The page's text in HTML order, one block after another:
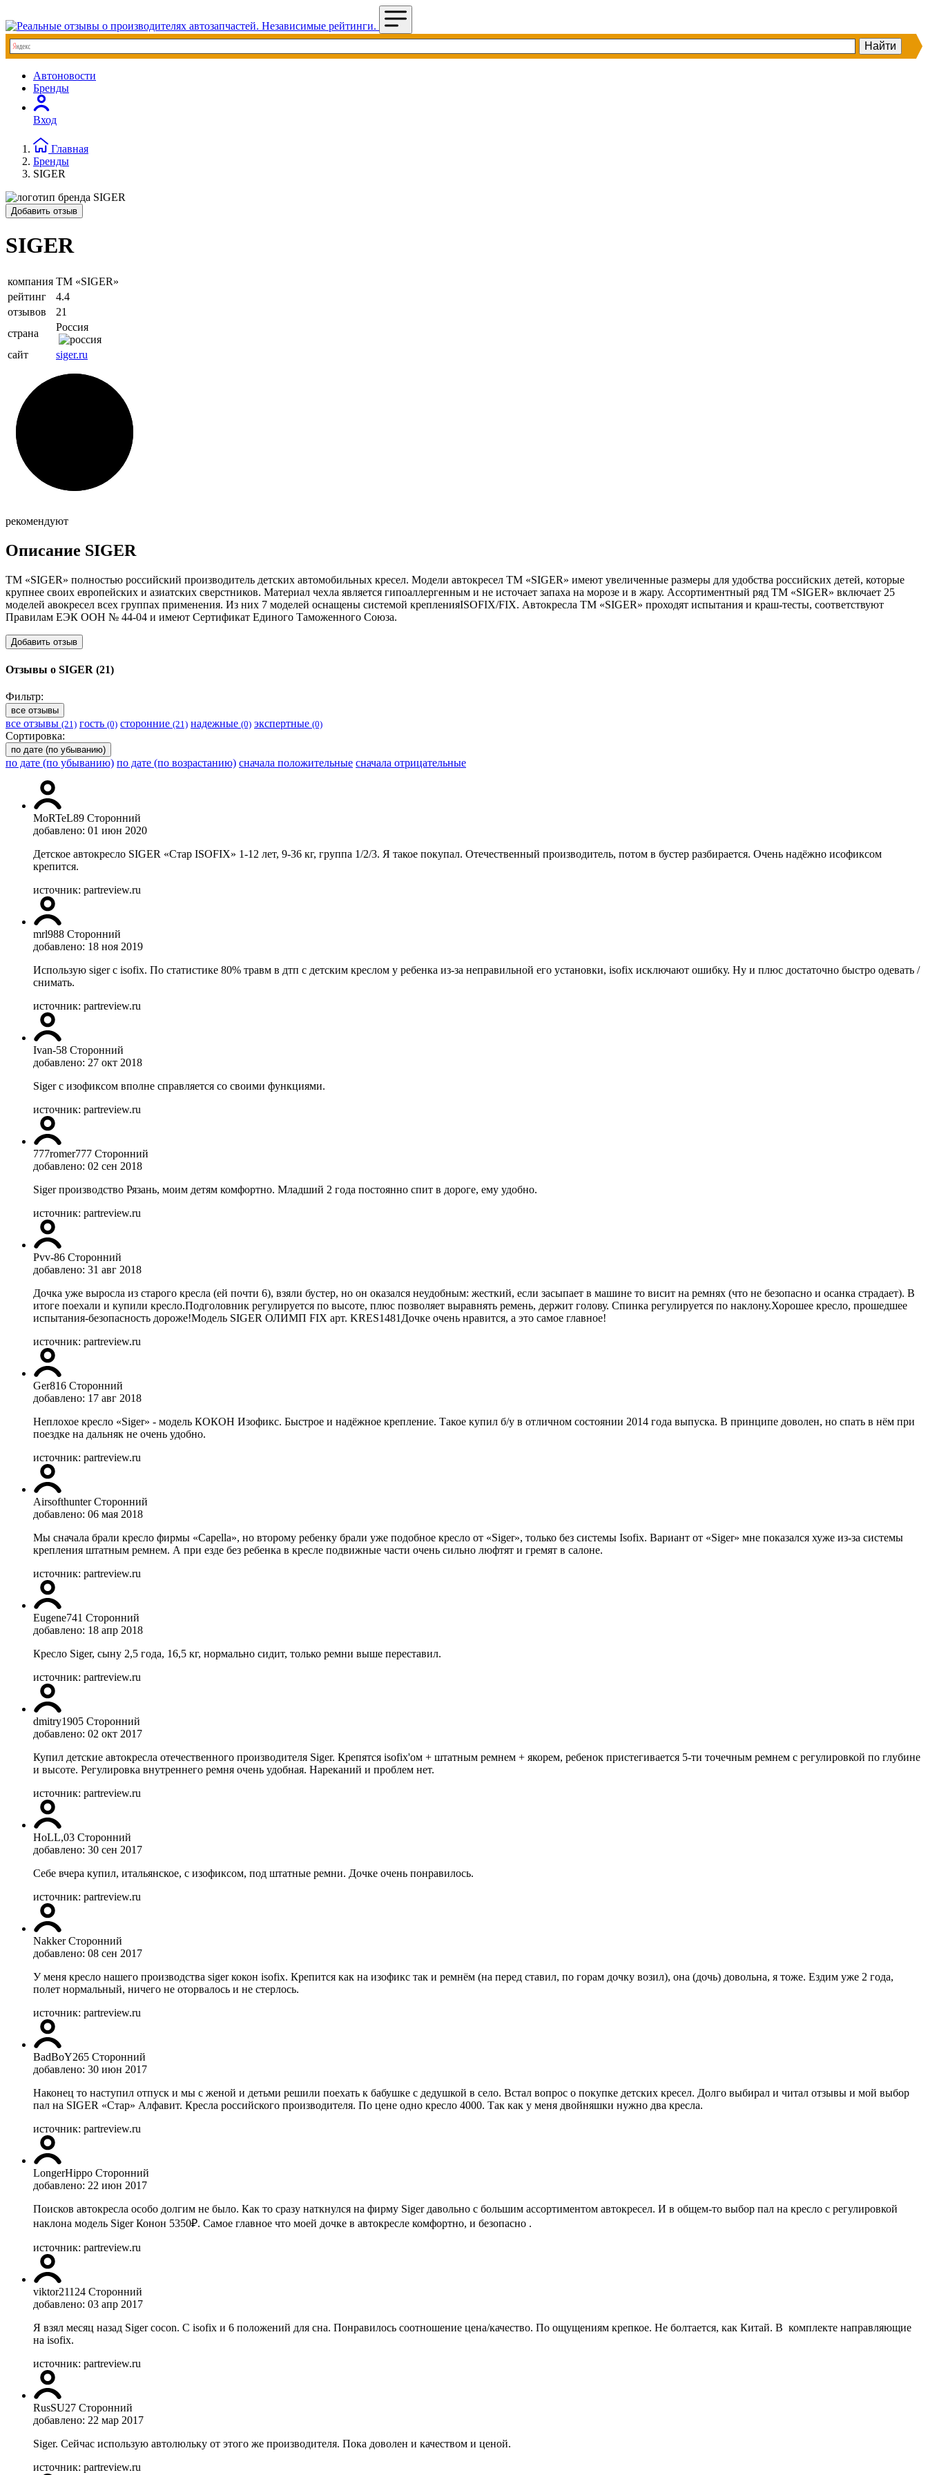
Автоновости
Бренды
Вход
Главная
Бренды
SIGER
Добавить отзыв
SIGER
компания ТМ «SIGER»
рейтинг
4.4
отзывов
21
страна
Россия
сайт siger.ru
рекомендуют
Описание SIGER
ТМ «SIGER» полностью российский производитель детских автомобильных кресел. Модели автокресел ТМ «SIGER» имеют увеличенные размеры для удобства российских детей, которые
крупнее своих европейских и азиатских сверстников. Материал чехла является гипоаллергенным и не источает запаха на морозе и в жару. Ассортиментный ряд ТМ «SIGER» включает 25
моделей авокресел всех группах применения. Из них 7 моделей оснащены системой крепленияISOFIX/FIX. Автокресла ТМ «SIGER» проходят испытания и краш-тесты, соответствуют
Правилам ЕЭК ООН № 44-04 и имеют Сертификат Единого Таможенного Союза.
Добавить отзыв
Отзывы о SIGER (21)
Фильтр:
все отзывы
все отзывы (21) гость (0) сторонние (21) надежные (0) экспертные (0)
Сортировка:
по дате (по убыванию)
по дате (по убыванию) по дате (по возрастанию) сначала положительные сначала отрицательные
MoRTeL89 Сторонний
добавлено: 01 июн 2020
Детское автокресло SIGER «Стар ISOFIX» 1-12 лет, 9-36 кг, группа 1/2/3. Я такое покупал. Отечественный производитель, потом в бустер разбирается. Очень надёжно исофиксом
крепится.
источник: partreview.ru
mrl988 Сторонний
добавлено: 18 ноя 2019
Использую siger с isofix. По статистике 80% травм в дтп с детским креслом у ребенка из-за неправильной его установки, isofix исключают ошибку. Ну и плюс достаточно быстро одевать /
снимать.
источник: partreview.ru
Ivan-58 Сторонний
добавлено: 27 окт 2018
Siger с изофиксом вполне справляется со своими функциями.
источник: partreview.ru
777romer777 Сторонний
добавлено: 02 сен 2018
Siger производство Рязань, моим детям комфортно. Младший 2 года постоянно спит в дороге, ему удобно.
источник: partreview.ru
Pvv-86 Сторонний
добавлено: 31 авг 2018
Дочка уже выросла из старого кресла (ей почти 6), взяли бустер, но он оказался неудобным: жесткий, если засыпает в машине то висит на ремнях (что не безопасно и осанка страдает). В
итоге поехали и купили кресло.Подголовник регулируется по высоте, плюс позволяет выравнять ремень, держит голову. Спинка регулируется по наклону.Хорошее кресло, прошедшее
испытания-безопасность дороже!Модель SIGER ОЛИМП FIX арт. KRES1481Дочке очень нравится, а это самое главное!
источник: partreview.ru
Ger816 Сторонний
добавлено: 17 авг 2018
Неплохое кресло «Siger» - модель КОКОН Изофикс. Быстрое и надёжное крепление. Такое купил б/у в отличном состоянии 2014 года выпуска. В принципе доволен, но спать в нём при
поездке на дальняк не очень удобно.
источник: partreview.ru
Airsofthunter Сторонний
добавлено: 06 мая 2018
Мы сначала брали кресло фирмы «Capella», но второму ребенку брали уже подобное кресло от «Siger», только без системы Isofix. Вариант от «Siger» мне показался хуже из-за системы
крепления штатным ремнем. А при езде без ребенка в кресле подвижные части очень сильно люфтят и гремят в салоне.
источник: partreview.ru
Eugene741 Сторонний
добавлено: 18 апр 2018
Кресло Siger, сыну 2,5 года, 16,5 кг, нормально сидит, только ремни выше переставил.
источник: partreview.ru
dmitry1905 Сторонний
добавлено: 02 окт 2017
Купил детские автокресла отечественного производителя Siger. Крепятся isofix'ом + штатным ремнем + якорем, ребенок пристегивается 5-ти точечным ремнем с регулировкой по глубине
и высоте. Регулировка внутреннего ремня очень удобная. Нареканий и проблем нет.
источник: partreview.ru
HoLL,03 Сторонний
добавлено: 30 сен 2017
Себе вчера купил, итальянское, с изофиксом, под штатные ремни. Дочке очень понравилось.
источник: partreview.ru
Nakker Сторонний
добавлено: 08 сен 2017
У меня кресло нашего производства siger кокон isofix. Крепится как на изофикс так и ремнём (на перед ставил, по горам дочку возил), она (дочь) довольна, я тоже. Ездим уже 2 года,
полет нормальный, ничего не оторвалось и не стерлось.
источник: partreview.ru
BadBoY265 Сторонний
добавлено: 30 июн 2017
Наконец то наступил отпуск и мы с женой и детьми решили поехать к бабушке с дедушкой в село. Встал вопрос о покупке детских кресел. Долго выбирал и читал отзывы и мой выбор
пал на SIGER «Стар» Алфавит. Кресла российского производителя. По цене одно кресло 4000. Так как у меня двойняшки нужно два кресла.
источник: partreview.ru
LongerHippo Сторонний
добавлено: 22 июн 2017
Поисков автокресла особо долгим не было. Как то сразу наткнулся на фирму Siger давольно с большим ассортиментом автокресел. И в общем-то​ выбор пал на кресло с регулировкой
наклона модель Siger Конон 5350₽. Самое главное что моей дочке в автокресле комфортно, и безопасно .
источник: partreview.ru
viktor21124 Сторонний
добавлено: 03 апр 2017
Я взял месяц назад Siger cocon. С isofix и 6 положений для сна. Понравилось соотношение цена/качество. По ощущениям крепкое. Не болтается, как Китай. В комплекте направляющие
на isofix.
источник: partreview.ru
RusSU27 Сторонний
добавлено: 22 мар 2017
Siger. Сейчас использую автолюльку от этого же производителя. Пока доволен и качеством и ценой.
источник: partreview.ru